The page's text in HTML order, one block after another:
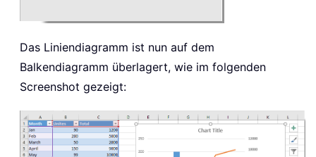
Das Liniendiagramm ist nun auf dem
Balkendiagramm überlagert, wie im folgenden
Screenshot gezeigt: